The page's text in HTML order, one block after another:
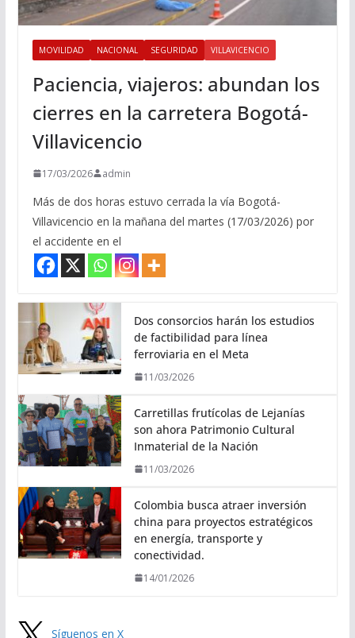
MOVILIDAD NACIONAL SEGURIDAD VILLAVICENCIO
Paciencia, viajeros: abundan los
cierres en la carretera Bogotá-
Villavicencio
17/03/2026 admin
Más de dos horas estuvo cerrada la vía Bogotá-
Villavicencio en la mañana del martes (17/03/2026) por
el accidente en el
Dos consorcios harán los estudios
de factibilidad para línea
ferroviaria en el Meta
11/03/2026
Carretillas frutícolas de Lejanías
son ahora Patrimonio Cultural
Inmaterial de la Nación
11/03/2026
Colombia busca atraer inversión
china para proyectos estratégicos
en energía, transporte y
conectividad.
14/01/2026
Síguenos en X